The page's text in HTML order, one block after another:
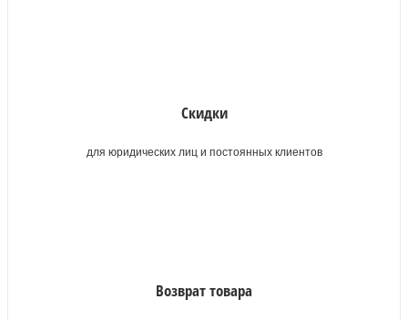
Скидки
для юридических лиц и постоянных клиентов
Возврат товара